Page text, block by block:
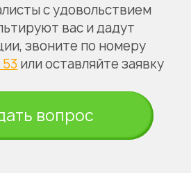
с удовольствием
вас и дадут
звоните по номеру
или оставляйте заявку
вопрос